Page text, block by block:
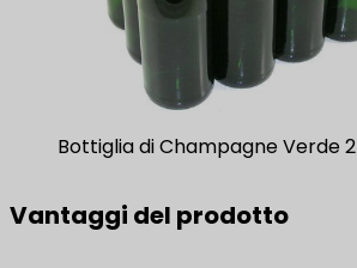
Bottiglia di Champagne Verde 2
Vantaggi del prodotto